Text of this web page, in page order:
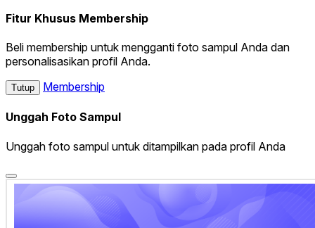
Fitur Khusus Membership
Beli membership untuk mengganti foto sampul Anda dan
personalisasikan profil Anda.
Tutup Membership
Unggah Foto Sampul
Unggah foto sampul untuk ditampilkan pada profil Anda